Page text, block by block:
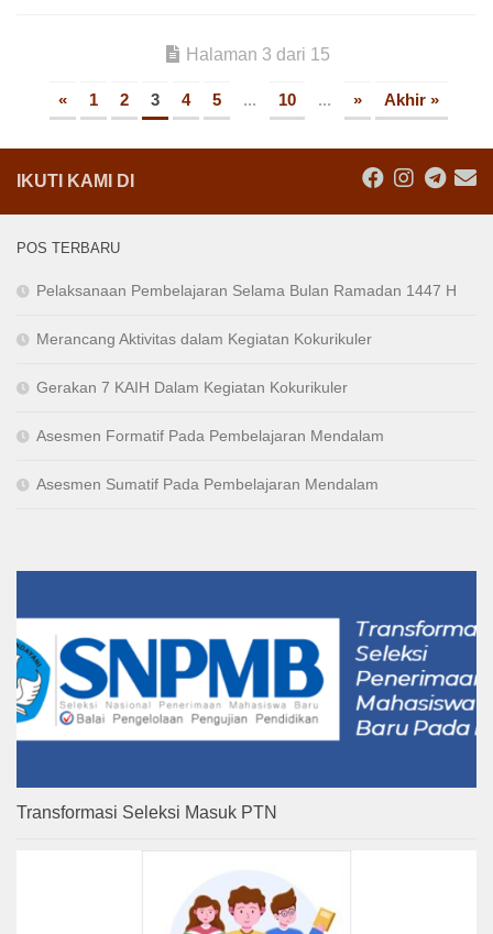
Halaman 3 dari 15
« 1 2 3 4 5 ... 10 ... » Akhir »
IKUTI KAMI DI
POS TERBARU
Pelaksanaan Pembelajaran Selama Bulan Ramadan 1447 H
Merancang Aktivitas dalam Kegiatan Kokurikuler
Gerakan 7 KAIH Dalam Kegiatan Kokurikuler
Asesmen Formatif Pada Pembelajaran Mendalam
Asesmen Sumatif Pada Pembelajaran Mendalam
Transformasi Seleksi Masuk PTN